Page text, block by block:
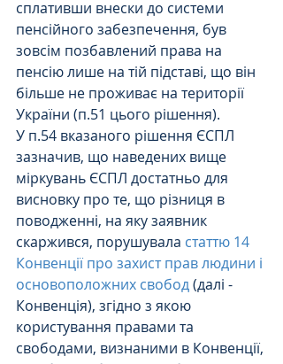
сплативши внески до системи
пенсійного забезпечення, був
зовсім позбавлений права на
пенсію лише на тій підставі, що він
більше не проживає на території
України (п.51 цього рішення).
У п.54 вказаного рішення ЄСПЛ
зазначив, що наведених вище
міркувань ЄСПЛ достатньо для
висновку про те, що різниця в
поводженні, на яку заявник
скаржився, порушувала статтю 14
Конвенції про захист прав людини і
основоположних свобод (далі -
Конвенція), згідно з якою
користування правами та
свободами, визнаними в Конвенції,